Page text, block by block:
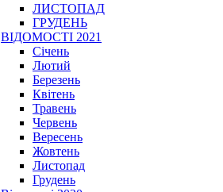
ЛИСТОПАД
ГРУДЕНЬ
ВІДОМОСТІ 2021
Січень
Лютий
Березень
Квітень
Травень
Червень
Вересень
Жовтень
Листопад
Грудень